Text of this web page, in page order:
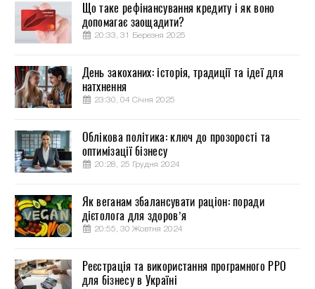
Що таке рефінансування кредиту і як воно
допомагає заощадити?
20:33, 31 Березня 2025
День закоханих: історія, традиції та ідеї для
натхнення
23:30, 04 Січня 2025
Облікова політика: ключ до прозорості та
оптимізації бізнесу
20:28, 25 Грудня 2024
Як веганам збалансувати раціон: поради
дієтолога для здоров’я
20:55, 30 Жовтня 2024
Реєстрація та використання програмного РРО
для бізнесу в Україні